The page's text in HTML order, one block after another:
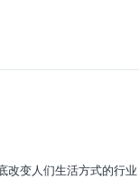
变人们生活方式的行